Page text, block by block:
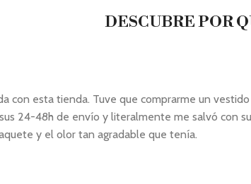
DESCUBRE POR
con esta tienda. Tuve que comprarme un
24-48h de envío y literalmente me salvó con
y el olor tan agradable que tenía.